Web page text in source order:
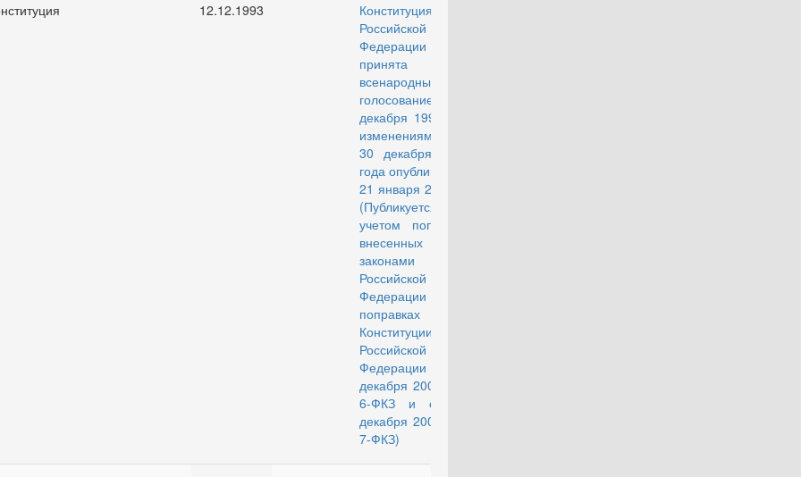
12.12.1993
Конституция
Российской
Федерации
принята
всенародным
голосованием 12
декабря 1993 г. с
изменениями от
30 декабря 2008
года опубликована
21 января 2009 г.
(Публикуется с
учетом поправок,
внесенных
законами
Российской
Федерации о
поправках к
Конституции
Российской
Федерации от 30
декабря 2008 г. N
6-ФКЗ и от 30
декабря 2008 г. N
7-ФКЗ)